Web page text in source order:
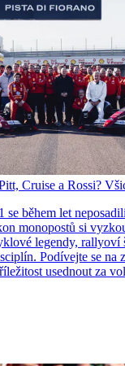
Cruise a Rossi?
během let
monopostů si
legendy, rallyoví
Podívejte se na
usednout za